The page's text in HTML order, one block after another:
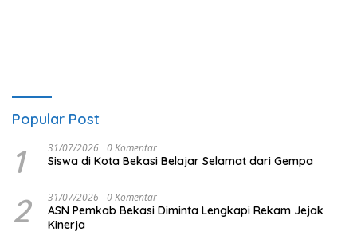
Popular Post
1 31/07/2026 0 Komentar
Siswa di Kota Bekasi Belajar Selamat dari Gempa
2 31/07/2026 0 Komentar
ASN Pemkab Bekasi Diminta Lengkapi Rekam Jejak
Kinerja